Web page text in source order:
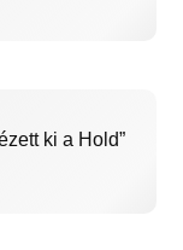
ki a Hold”